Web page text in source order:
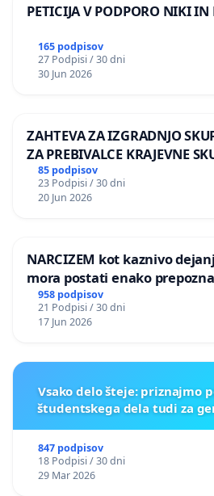
PETICIJA V PODPORO NIKI
165 podpisov
27 Podpisi / 30 dni
30 Jun 2026
ZAHTEVA ZA IZGRADNJO
ZA PREBIVALCE KRAJEVNE
PRESTRANEK
85 podpisov
23 Podpisi / 30 dni
20 Jun 2026
NARCIZEM kot kaznivo
mora postati enako
nasilje
958 podpisov
21 Podpisi / 30 dni
17 Jun 2026
Vsako delo šteje: priznajmo
študentskega dela tudi za
847 podpisov
18 Podpisi / 30 dni
29 Mar 2026